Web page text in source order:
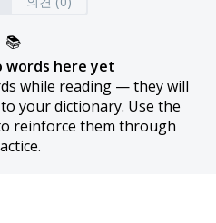
📚
words here yet
while reading — they will
your dictionary. Use the
reinforce them through